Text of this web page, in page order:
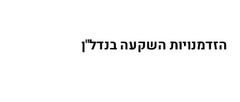
הזדמנויות השקעה בנדל"ן